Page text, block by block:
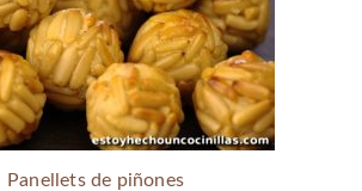
Panellets de piñones